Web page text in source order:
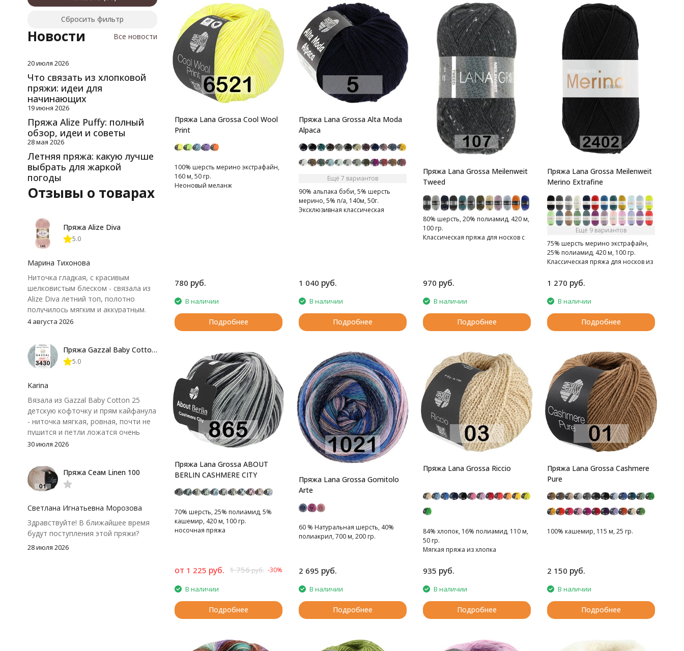
Пряжа Lana Grossa Cool Wool
Print
100% шерсть мерино экстрафайн,
160 м, 50 гр.
Неоновый меланж
780 руб.
В наличии
Подробнее
Пряжа Lana Grossa Alta Moda
Alpaca
Ещё 7 вариантов
90% альпака бэби, 5% шерсть
мерино, 5% п/а, 140м, 50г.
Эксклюзивная классическая
1 040 руб.
В наличии
Подробнее
Пряжа Lana Grossa Meilenweit
Tweed
80% шерсть, 20% полиамид, 420 м,
100 гр.
Классическая пряжа для носков с
970 руб.
В наличии
Подробнее
Пряжа Lana Grossa Meilenweit
Merino Extrafine
Ещё 9 вариантов
75% шерсть мерино экстрафайн,
25% полиамид, 420 м, 100 гр.
Классическая пряжа для носков из
1 270 руб.
В наличии
Подробнее
Пряжа Lana Grossa ABOUT
BERLIN CASHMERE CITY
70% шерсть, 25% полиамид, 5%
кашемир, 420 м, 100 гр.
носочная пряжа
от 1 225 руб. 1 756руб. -30%
В наличии
Подробнее
Пряжа Lana Grossa Gomitolo
Arte
60 % Натуральная шерсть, 40%
полиакрил, 700 м, 200 гр.
2 695 руб.
В наличии
Подробнее
Пряжа Lana Grossa Riccio
84% хлопок, 16% полиамид, 110 м,
50 гр.
Мягкая пряжа из хлопка
935 руб.
В наличии
Подробнее
Пряжа Lana Grossa Cashmere
Pure
100% кашемир, 115 м, 25 гр.
2 150 руб.
В наличии
Подробнее
Сбросить фильтр
Новости Все новости
20 июля 2026
Что связать из хлопковой
пряжи: идеи для
начинающих
19 июня 2026
Пряжа Alize Puffy: полный
обзор, идеи и советы
28 мая 2026
Летняя пряжа: какую лучше
выбрать для жаркой
погоды
Отзывы о товарах
Пряжа Alize Diva
5.0
Марина Тихонова
Ниточка гладкая, с красивым
шелковистым блеском - связала из
Alize Diva летний топ, полотно
получилось мягким и аккуратным.
Петли хорошо видны, вяжется
нюанс - пряжа немного скользит и
иногда расслаивается, пришлось
крючок поудобнее.
4 августа 2026
Пряжа Gazzal Baby Cotton 25
5.0
Karina
Вязала из Gazzal Baby Cotton 25
детскую кофточку и прям кайфанула
- ниточка мягкая, ровная, почти не
пушится и петли ложатся очень
аккуратно. После стирки полотно
потеряло, цвет тоже не стал
тусклее. Единственный нюанс -
моточки маленькие, расход лучше
чуть-чуть не хватило))
30 июля 2026
Пряжа Сеам Linen 100
Светлана Игнатьевна Морозова
Здравствуйте! В ближайшее время
будут поступления этой пряжи?
28 июля 2026